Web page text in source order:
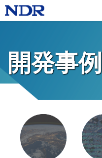
開発事例